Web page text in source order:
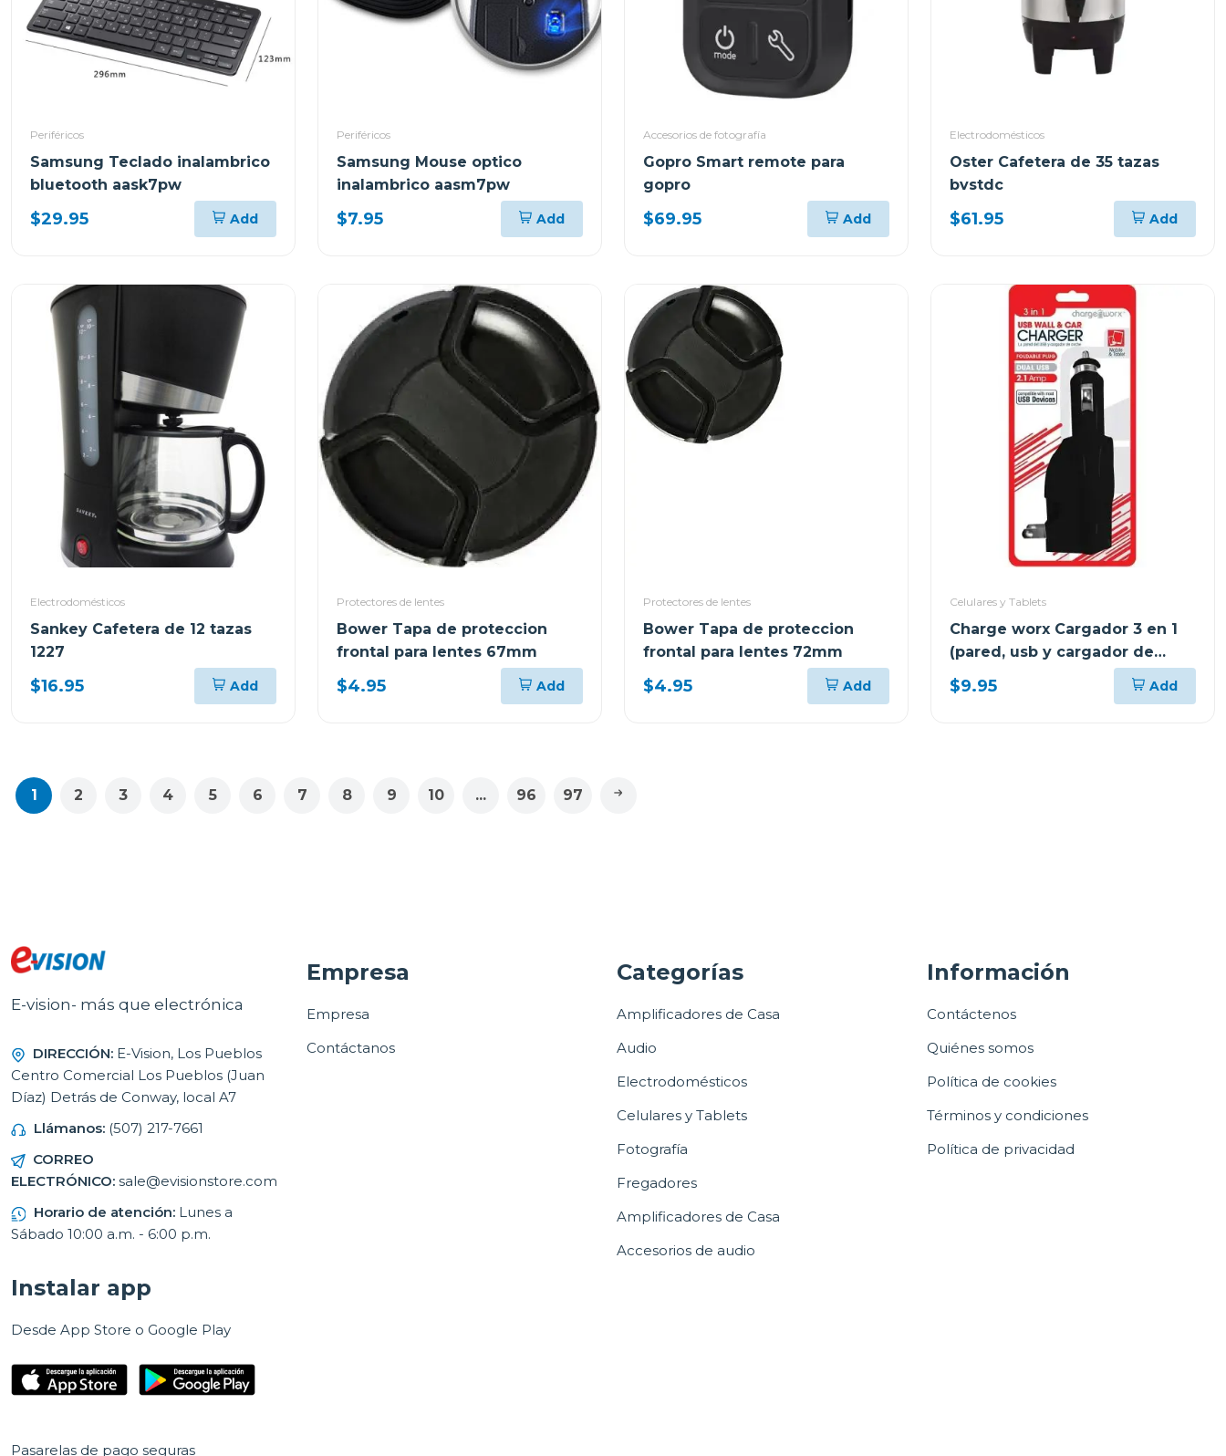
Periféricos
Samsung Teclado inalambrico
bluetooth aask7pw
$29.95 Add
Periféricos
Samsung Mouse optico
inalambrico aasm7pw
$7.95 Add
Accesorios de fotografía
Gopro Smart remote para
gopro
$69.95 Add
Electrodomésticos
Oster Cafetera de 35 tazas
bvstdc
$61.95 Add
Electrodomésticos
Sankey Cafetera de 12 tazas
1227
$16.95 Add
Protectores de lentes
Bower Tapa de proteccion
frontal para lentes 67mm
$4.95 Add
Protectores de lentes
Bower Tapa de proteccion
frontal para lentes 72mm
$4.95 Add
Celulares y Tablets
Charge worx Cargador 3 en 1
(pared, usb y cargador de
coche) cx3025
$9.95 Add
1 2 3 4 5 6 7 8 9 10 ... 96 97
E-vision- más que electrónica
DIRECCIÓN: E-Vision, Los Pueblos
Centro Comercial Los Pueblos (Juan
Díaz) Detrás de Conway, local A7
Llámanos: (507) 217-7661
CORREO
ELECTRÓNICO: sale@evisionstore.com
Horario de atención: Lunes a
Sábado 10:00 a.m. - 6:00 p.m.
Empresa
Empresa
Contáctanos
Categorías
Amplificadores de Casa
Audio
Electrodomésticos
Celulares y Tablets
Fotografía
Fregadores
Amplificadores de Casa
Accesorios de audio
Información
Contáctenos
Quiénes somos
Política de cookies
Términos y condiciones
Política de privacidad
Instalar app
Desde App Store o Google Play
Pasarelas de pago seguras